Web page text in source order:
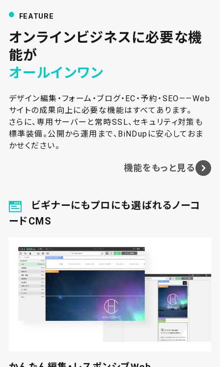
FEATURE
オンラインビジネスに必要な機
能が
オールインワン
デザイン編集・フォーム・ブログ・EC・予約・SEO——Web
サイトの成果向上に必要な機能はすべてあります。
さらに、専用サーバーと常時SSL、セキュリティ対策も
標準装備。 公開から運用まで、BiNDupに安心しておま
かせください。
機能をもっと見る
ビギナーにもプロにも選ばれるノーコ
ードCMS